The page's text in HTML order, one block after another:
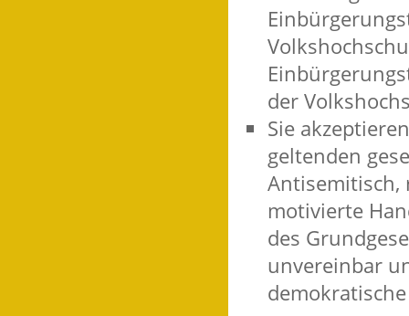
der
Sie
geltenden
Antisemitisch,
motivierte
des
unvereinbar